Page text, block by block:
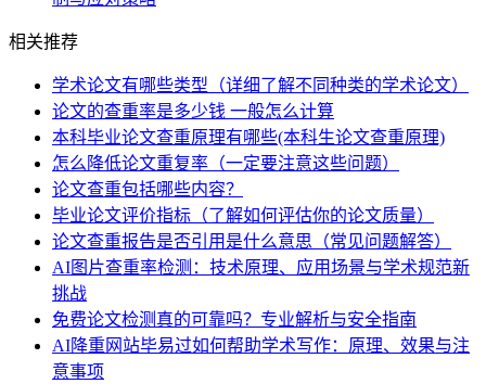
相关推荐
学术论文有哪些类型（详细了解不同种类的学术论文）
论文的查重率是多少钱 一般怎么计算
本科毕业论文查重原理有哪些(本科生论文查重原理)
怎么降低论文重复率（一定要注意这些问题）
论文查重包括哪些内容？
毕业论文评价指标（了解如何评估你的论文质量）
论文查重报告是否引用是什么意思（常见问题解答）
AI图片查重率检测：技术原理、应用场景与学术规范新
挑战
免费论文检测真的可靠吗？专业解析与安全指南
AI降重网站毕易过如何帮助学术写作：原理、效果与注
意事项